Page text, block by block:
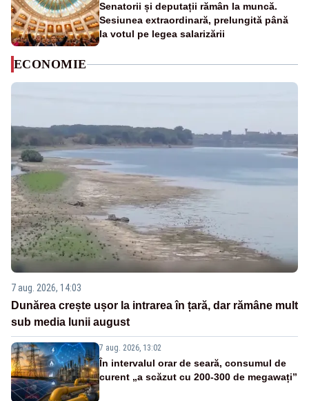
Senatorii și deputații rămân la muncă.
Sesiunea extraordinară, prelungită până
la votul pe legea salarizării
ECONOMIE
7 aug. 2026, 14:03
Dunărea crește ușor la intrarea în țară, dar rămâne mult
sub media lunii august
7 aug. 2026, 13:02
În intervalul orar de seară, consumul de
curent „a scăzut cu 200-300 de megawați”